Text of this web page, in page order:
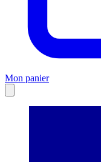
Mon panier